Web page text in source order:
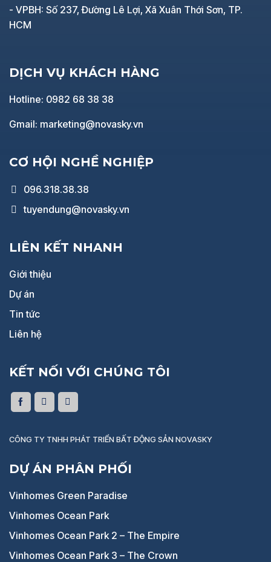
- VPBH: Số 237, Đường Lê Lợi, Xã Xuân Thới Sơn, TP.
HCM
DỊCH VỤ KHÁCH HÀNG
Hotline: 0982 68 38 38
Gmail: marketing@novasky.vn
CƠ HỘI NGHỀ NGHIỆP
096.318.38.38
tuyendung@novasky.vn
LIÊN KẾT NHANH
Giới thiệu
Dự án
Tin tức
Liên hệ
KẾT NỐI VỚI CHÚNG TÔI
CÔNG TY TNHH PHÁT TRIỂN BẤT ĐỘNG SẢN NOVASKY
DỰ ÁN PHÂN PHỐI
Vinhomes Green Paradise
Vinhomes Ocean Park
Vinhomes Ocean Park 2 – The Empire
Vinhomes Ocean Park 3 – The Crown